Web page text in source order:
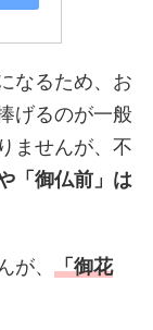
なるため、お
げるのが一般
ませんが、不
「御仏前」は
が、 「御花